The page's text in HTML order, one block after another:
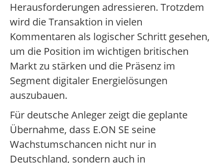
Herausforderungen adressieren. Trotzdem
wird die Transaktion in vielen
Kommentaren als logischer Schritt gesehen,
um die Position im wichtigen britischen
Markt zu stärken und die Präsenz im
Segment digitaler Energielösungen
auszubauen.
Für deutsche Anleger zeigt die geplante
Übernahme, dass E.ON SE seine
Wachstumschancen nicht nur in
Deutschland, sondern auch in